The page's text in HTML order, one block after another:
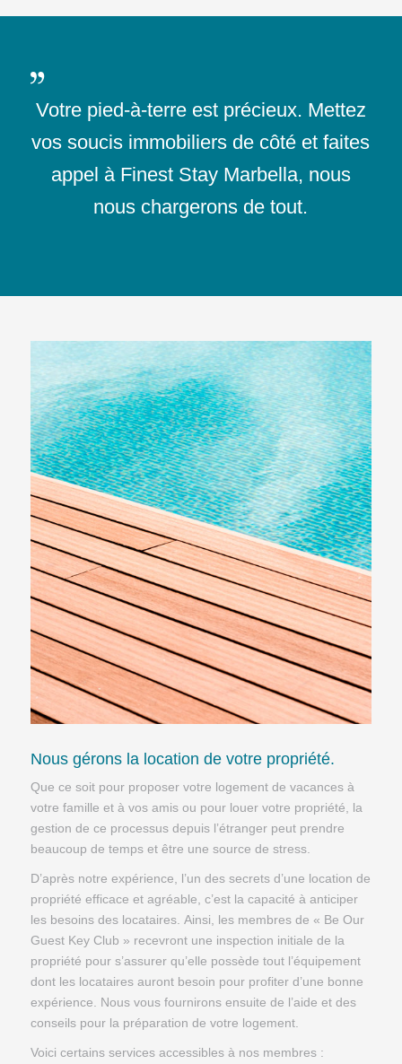
Votre pied-à-terre est précieux. Mettez
vos soucis immobiliers de côté et faites
appel à Finest Stay Marbella, nous
nous chargerons de tout.
Nous gérons la location de votre propriété.
Que ce soit pour proposer votre logement de vacances à
votre famille et à vos amis ou pour louer votre propriété, la
gestion de ce processus depuis l’étranger peut prendre
beaucoup de temps et être une source de stress.
D’après notre expérience, l’un des secrets d’une location de
propriété efficace et agréable, c’est la capacité à anticiper
les besoins des locataires. Ainsi, les membres de « Be Our
Guest Key Club » recevront une inspection initiale de la
propriété pour s’assurer qu’elle possède tout l’équipement
dont les locataires auront besoin pour profiter d’une bonne
expérience. Nous vous fournirons ensuite de l’aide et des
conseils pour la préparation de votre logement.
Voici certains services accessibles à nos membres :